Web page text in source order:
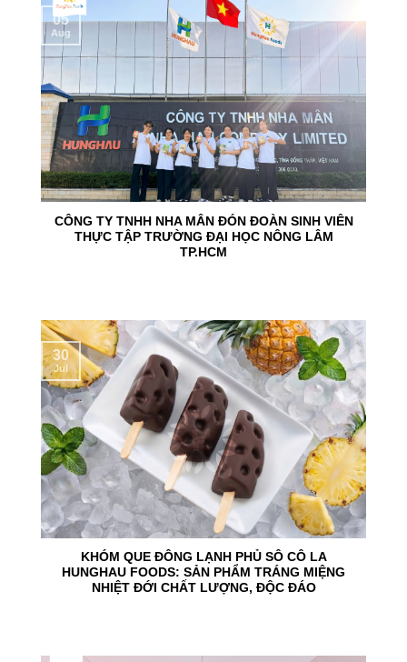
CÔNG TY TNHH NHA MÂN ĐÓN ĐOÀN SINH VIÊN
THỰC TẬP TRƯỜNG ĐẠI HỌC NÔNG LÂM
TP.HCM
05
Aug
KHÓM QUE ĐÔNG LẠNH PHỦ SÔ CÔ LA
HUNGHAU FOODS: SẢN PHẨM TRÁNG MIỆNG
NHIỆT ĐỚI CHẤT LƯỢNG, ĐỘC ĐÁO
30
Jul